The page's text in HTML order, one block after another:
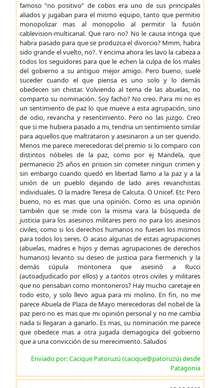
famoso ”no positivo” de cobos era uno de sus principales
aliados y jugaban para el mismo equipo, tanto que permitio
monopolizar mas al monopolio al permitir la fusión
cablevision-multicanal. Que raro no? No le causa intriga que
habra pasado para que se produzca el divorcio? Mmm, habra
sido grande el vuelto, no?. Y encima ahora les lavo la cabeza a
todos los seguidores para que le echen la culpa de los males
del gobierno a su antiguo mejor amigo. Pero bueno, suele
suceder cuando el que piensa es uno solo y lo demás
obedecen sin chistar. Volviendo al tema de las abuelas, no
comparto su nominación. Soy facho? No creo. Para mi no es
un sentimiento de paz lo que mueve a esta agrupación, sino
de odio, revancha y resentimiento. Pero no las juzgo. Creo
que si me hubiera pasado a mi, tendria un sentimiento similar
para aquellos que maltrataron y asesinaron a un ser querido.
Menos me parece merecedoras del premio si lo comparo con
distintos nóbeles de la paz, como por ej Mandela, que
permanecio 25 años en prision sin cometer ningun crimen y
sin embargo cuando quedó en libertad llamo a la paz y a la
unión de un pueblo dejando de lado aires revanchistas
individuales. O la madre Teresa de Calcuta. O Unicef. Etc Pero
bueno, no es mas que una opinión. Como es una opinión
también que se mide con la misma vara la búsqueda de
justicia para los asesinos militares pero no para los asesinos
civiles, como si los derechos humanos no fuesen los mismos
para todos los seres. O acaso algunas de estas agrupaciones
(abuelas, madres e hijos y demas agrupaciones de derechos
humanos) levanto su deseo de justicia para fiermenich y la
demás cúpula montonera que asesinó a Rucci
(autoadjudicado por ellos) y a tantos otros civiles y militares
que no pensaban como montoneros? Hay mucho caretaje en
todo esto, y solo llevo agua para mi molino. En fin, no me
parece Abuela de Plaza de Mayo merecedoras del nobel de la
paz pero no es mas que mi opinión personal y no me cambia
nada si llegaran a ganarlo. Es mas, su nominación me parece
que obedece mas a otra jugada demagogica del gobierno
que a una convicción de su merecimiento. Saludos
Enviado por: Cacique Patoruzú (cacique@patoruzú) desde
Patagonia